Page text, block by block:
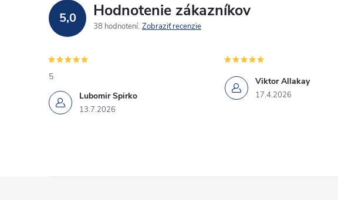
5,0 Hodnotenie zákazníkov
38 hodnotení Zobraziť recenzie
Lubomir Spirko
13.7.2026
5 Viktor Allakay
17.4.2026